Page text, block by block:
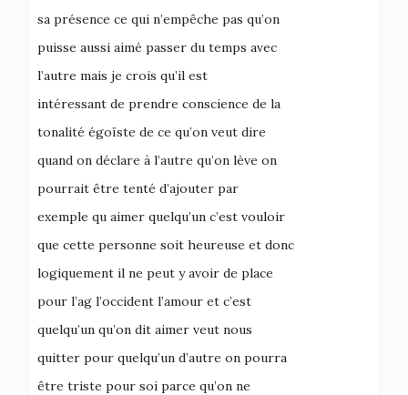
sa présence ce qui n’empêche pas qu’on
puisse aussi aimé passer du temps avec
l’autre mais je crois qu’il est
intéressant de prendre conscience de la
tonalité égoïste de ce qu’on veut dire
quand on déclare à l’autre qu’on lève on
pourrait être tenté d’ajouter par
exemple qu aimer quelqu’un c’est vouloir
que cette personne soit heureuse et donc
logiquement il ne peut y avoir de place
pour l’ag l’occident l’amour et c’est
quelqu’un qu’on dit aimer veut nous
quitter pour quelqu’un d’autre on pourra
être triste pour soi parce qu’on ne